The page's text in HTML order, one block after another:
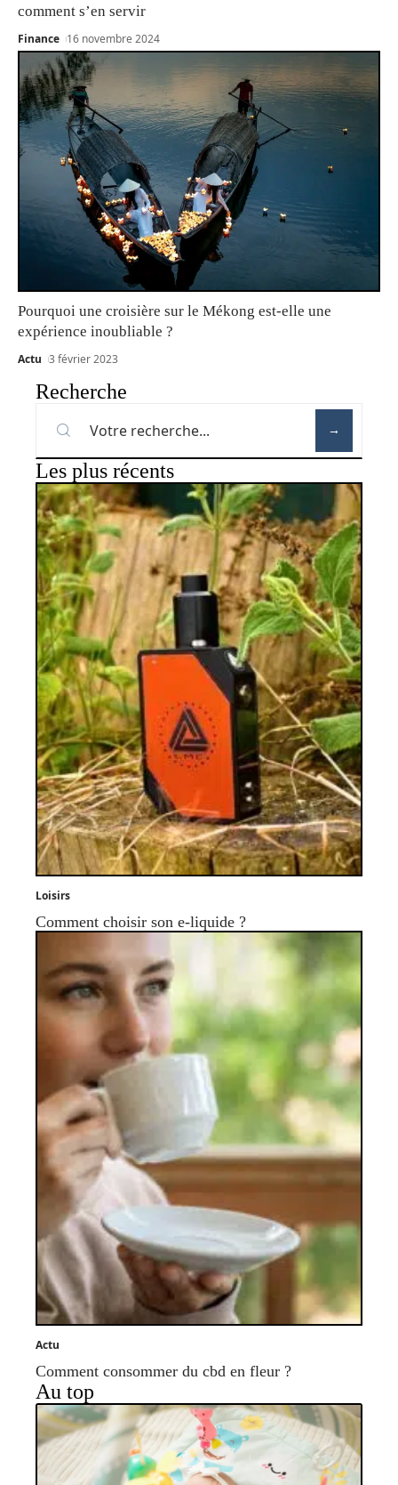
comment s’en servir
Finance 16 novembre 2024
Pourquoi une croisière sur le Mékong est-elle une
expérience inoubliable ?
Actu 3 février 2023
Recherche
Les plus récents
Loisirs
Comment choisir son e-liquide ?
Actu
Comment consommer du cbd en fleur ?
Au top